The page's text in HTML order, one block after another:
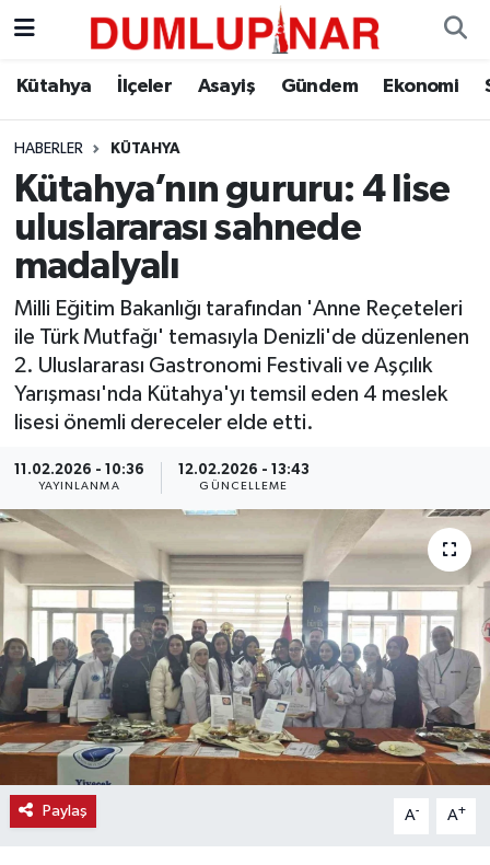
Kütahya İlçeler Asayiş Gündem Ekonomi
HABERLER KÜTAHYA
Kütahya’nın gururu: 4 lise
uluslararası sahnede
madalyalı
Milli Eğitim Bakanlığı tarafından 'Anne Reçeteleri
ile Türk Mutfağı' temasıyla Denizli'de düzenlenen
2. Uluslararası Gastronomi Festivali ve Aşçılık
Yarışması'nda Kütahya'yı temsil eden 4 meslek
lisesi önemli dereceler elde etti.
11.02.2026 - 10:36
YAYINLANMA
12.02.2026 - 13:43
GÜNCELLEME
Paylaş A- A+
Asayiş
Diğer
Dünya
Eğitim
Ekonomi
Eleman
Emlak
Gündem
Haber
Haber İlanlar
Kültür-Sanat
Magazin
Resmi İlanlar
Sağlık
Kütahya Hava Durumu
Kütahya Trafik Yoğunluk Haritası
Süper Lig Puan Durumu ve Fikstür
Tüm Manşetler
Son Dakika Haberleri
Haber Arşivi